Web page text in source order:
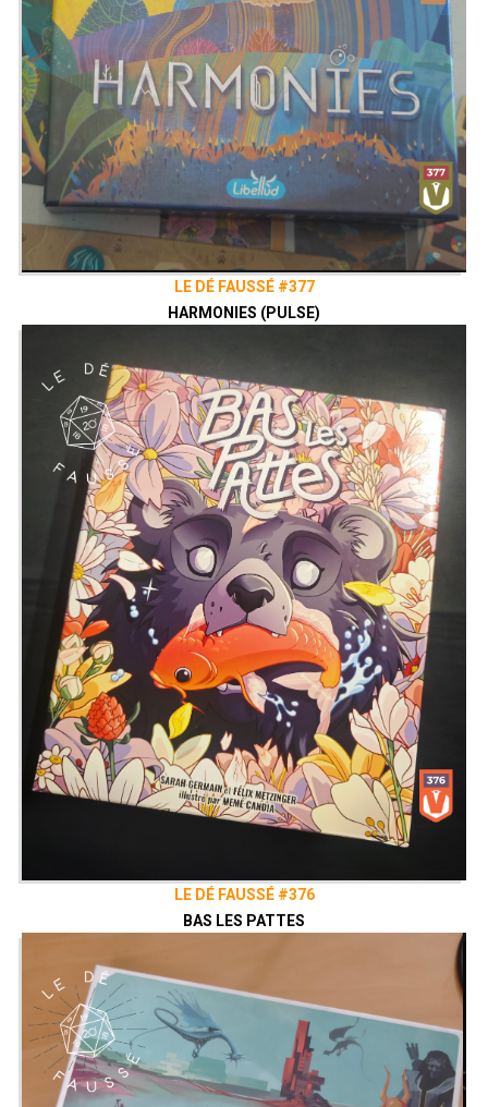
LE DÉ FAUSSÉ #377
HARMONIES (PULSE)
LE DÉ FAUSSÉ #376
BAS LES PATTES